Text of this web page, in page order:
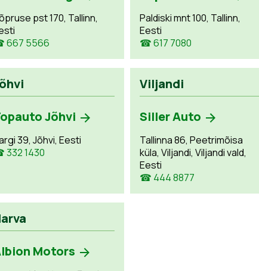
pst 170, Tallinn,
667 5566
Paldiski mnt 100, Tallinn,
Eesti
☎ 617 7080
Jõhvi
39, Jõhvi, Eesti
1430
Viljandi
Siller Auto
Tallinna 86, Peetrimõisa
küla, Viljandi, Viljandi vald,
Eesti
☎ 444 8877
Motors